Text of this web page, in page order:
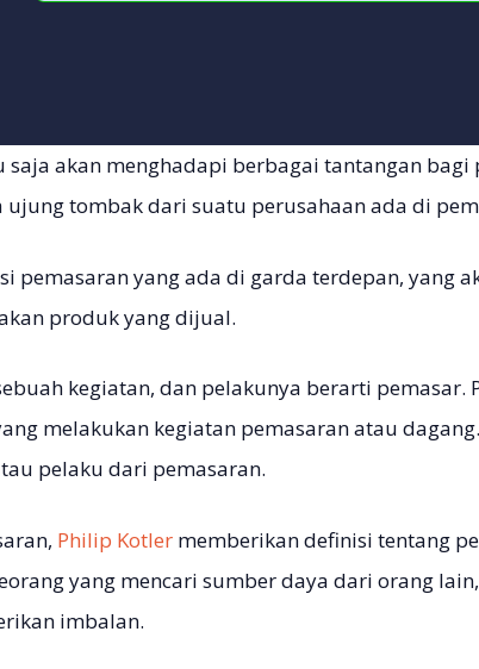
saja akan menghadapi berbagai tantangan bagi
ujung tombak dari suatu perusahaan ada di
pemasaran yang ada di garda terdepan, yang
produk yang dijual.
kegiatan, dan pelakunya berarti pemasar.
melakukan kegiatan pemasaran atau dagang.
pelaku dari pemasaran.
Philip Kotler memberikan definisi tentang
yang mencari sumber daya dari orang
imbalan.